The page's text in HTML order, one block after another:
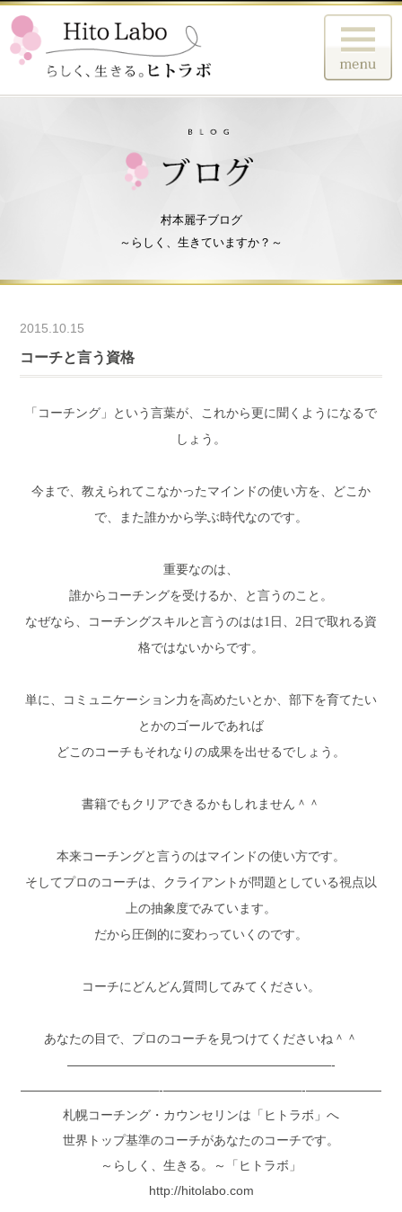
村本麗子ブログ
～らしく、生きていますか？～
2015.10.15
コーチと言う資格
「コーチング」という言葉が、これから更に聞くようになるで
しょう。
今まで、教えられてこなかったマインドの使い方を、どこか
で、また誰かから学ぶ時代なのです。
重要なのは、
誰からコーチングを受けるか、と言うのこと。
なぜなら、コーチングスキルと言うのはは1日、2日で取れる資
格ではないからです。
単に、コミュニケーション力を高めたいとか、部下を育てたい
とかのゴールであれば
どこのコーチもそれなりの成果を出せるでしょう。
書籍でもクリアできるかもしれません＾＾
本来コーチングと言うのはマインドの使い方です。
そしてプロのコーチは、クライアントが問題としている視点以
上の抽象度でみています。
だから圧倒的に変わっていくのです。
コーチにどんどん質問してみてください。
あなたの目で、プロのコーチを見つけてくださいね＾＾
—————————————————————-
———————————-———————————-——————
札幌コーチング・カウンセリンは「ヒトラボ」へ
世界トップ基準のコーチがあなたのコーチです。
～らしく、生きる。～「ヒトラボ」
http://hitolabo.com